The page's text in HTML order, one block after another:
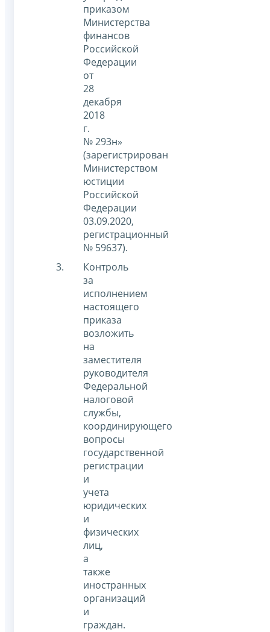
приказом
Министерства
финансов
Российской
Федерации
от
28
декабря
2018
г.
№ 293н»
(зарегистрирован
Министерством
юстиции
Российской
Федерации
03.09.2020,
регистрационный
№ 59637).
Контроль
за
исполнением
настоящего
приказа
возложить
на
заместителя
руководителя
Федеральной
налоговой
службы,
координирующего
вопросы
государственной
регистрации
и
учета
юридических
и
физических
лиц,
а
также
иностранных
организаций
и
граждан.